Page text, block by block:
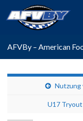
AFVBy – American
Nutzung
U17